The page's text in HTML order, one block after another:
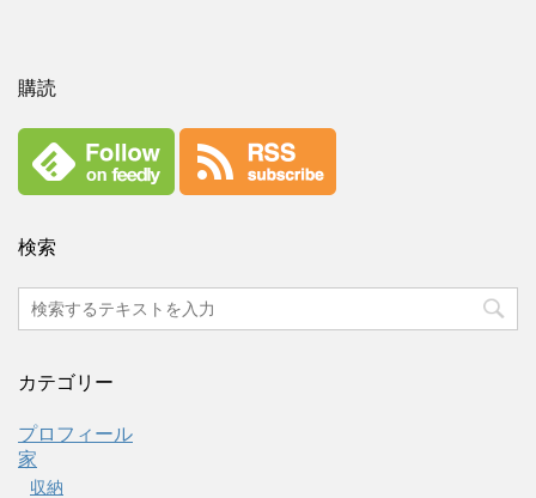
購読
検索
カテゴリー
プロフィール
家
収納